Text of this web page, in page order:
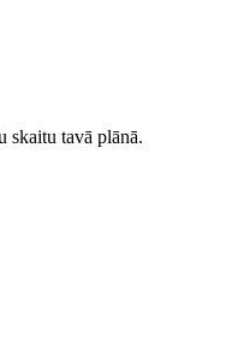
skaitu tavā plānā.